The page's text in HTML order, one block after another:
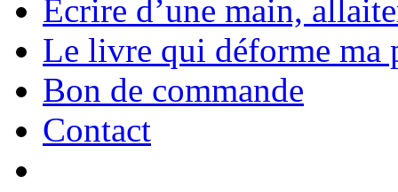
Ecrire d’une main,
Le livre qui déforme ma
Bon de commande
Contact